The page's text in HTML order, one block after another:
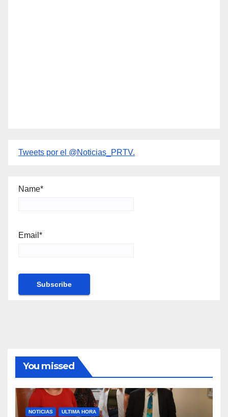
Tweets por el @Noticias_PRTV.
Name*
Email*
You missed
NOTICIAS ULTIMA HORA